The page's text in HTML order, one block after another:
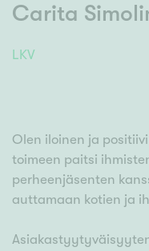
Carita
LKV
Olen iloinen ja
toimeen paitsi
perheenjäsenten
auttamaan kotien ja